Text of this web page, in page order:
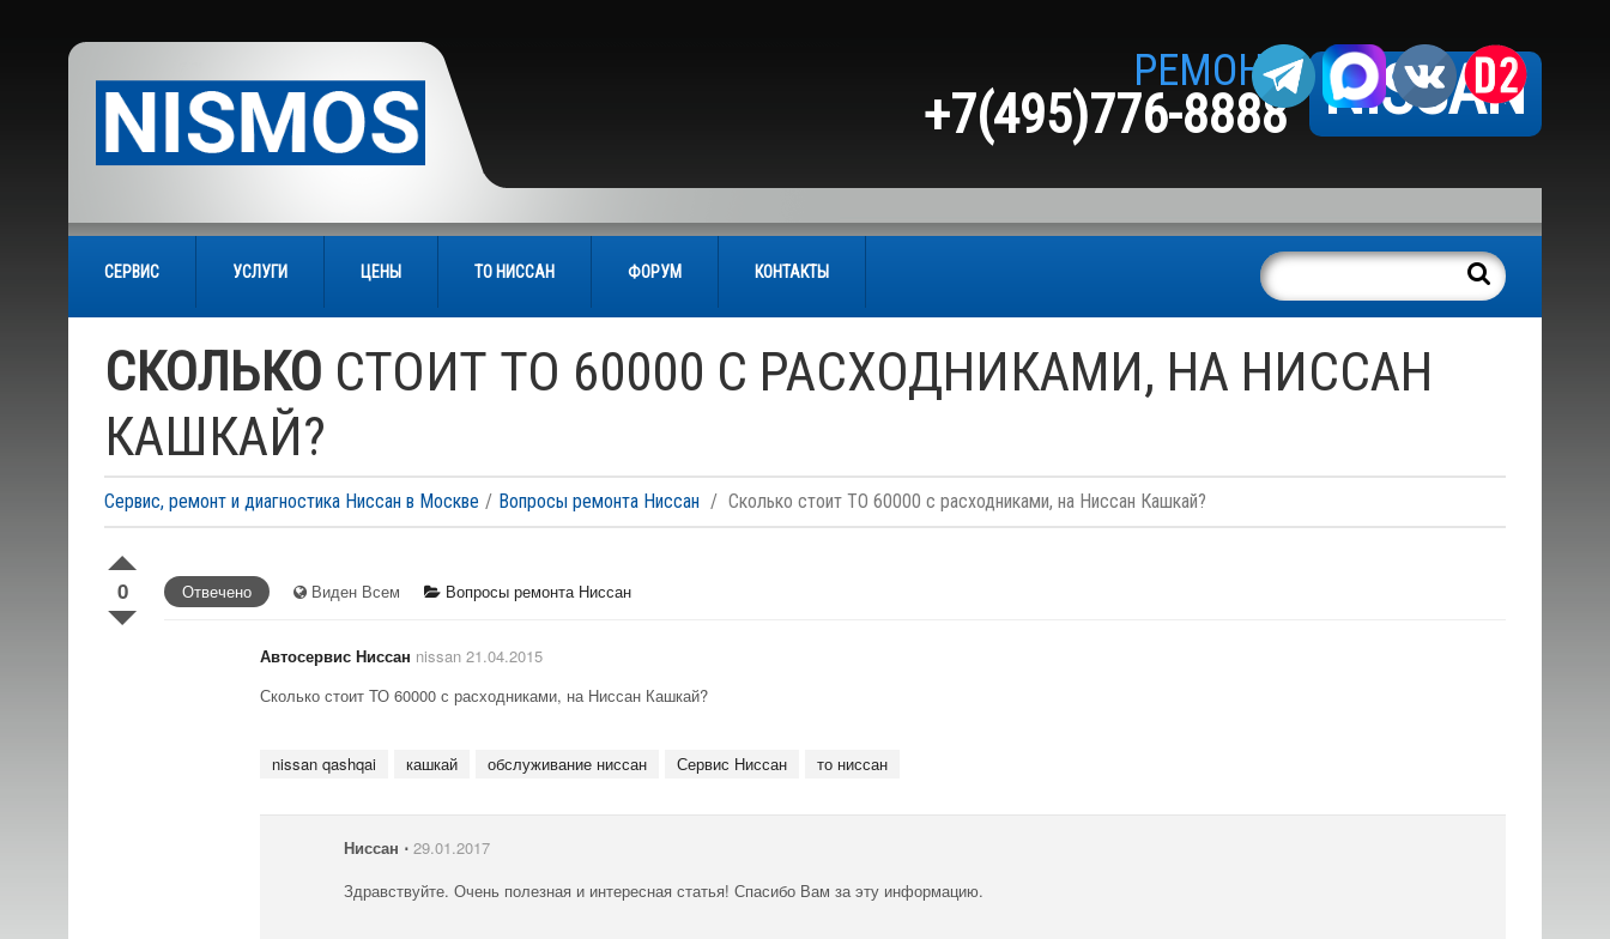
NISSAN
РЕМОНТ
+7(495)776-8888
СЕРВИС УСЛУГИ ЦЕНЫ ТО НИССАН ФОРУМ КОНТАКТЫ
СКОЛЬКО СТОИТ ТО 60000 С РАСХОДНИКАМИ, НА НИССАН
КАШКАЙ?
Сервис, ремонт и диагностика Ниссан в Москве Вопросы ремонта Ниссан Сколько стоит ТО 60000 с расходниками, на Ниссан Кашкай?
0 Отвечено Виден Всем Вопросы ремонта Ниссан
Автосервис Ниссан nissan 21.04.2015
Сколько стоит ТО 60000 с расходниками, на Ниссан Кашкай?
nissan qashqai кашкай обслуживание ниссан Сервис Ниссан то ниссан
Ниссан ⋅ 29.01.2017
Здравствуйте. Очень полезная и интересная статья! Спасибо Вам за эту информацию.